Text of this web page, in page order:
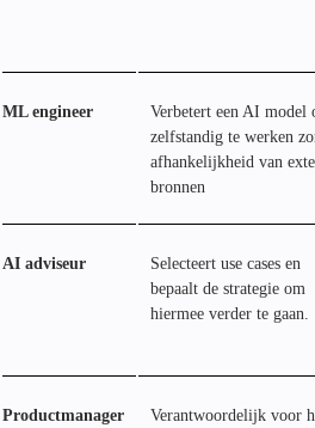
ML engineer
Verbetert een AI model
zelfstandig te werken
afhankelijkheid van
bronnen
AI adviseur
Selecteert use cases en
bepaalt de strategie om
hiermee verder te gaan.
Productmanager
Verantwoordelijk voor